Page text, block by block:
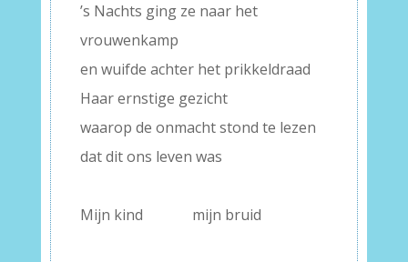
’s Nachts ging ze naar het
vrouwenkamp
en wuifde achter het prikkeldraad
Haar ernstige gezicht
waarop de onmacht stond te lezen
dat dit ons leven was
Mijn kind
mijn bruid